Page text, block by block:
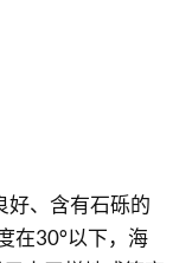
好、含有石砾的
在30°以下，海